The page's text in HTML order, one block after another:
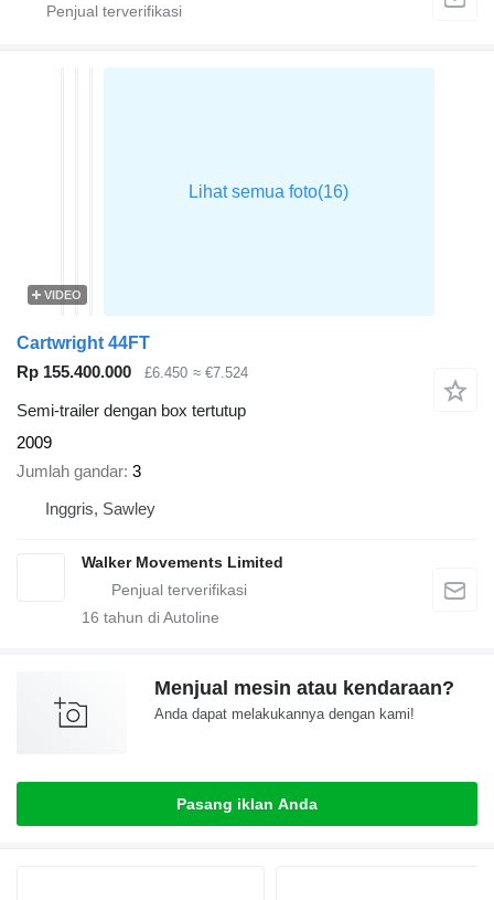
VIDEO
Cartwright 44FT
Rp 155.400.000
£6.450 ≈ €7.524
Semi-trailer dengan box tertutup
2009
Jumlah gandar 3
Inggris, Sawley
Walker Movements Limited
16 tahun di Autoline
Menjual mesin atau kendaraan?
Anda dapat melakukannya dengan kami!
Pasang iklan Anda